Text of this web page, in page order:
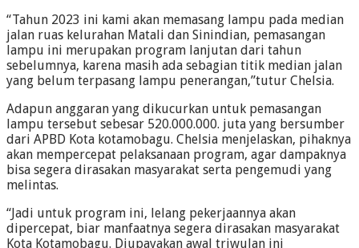
“Tahun 2023 ini kami akan memasang lampu pada median
jalan ruas kelurahan Matali dan Sinindian, pemasangan
lampu ini merupakan program lanjutan dari tahun
sebelumnya, karena masih ada sebagian titik median jalan
yang belum terpasang lampu penerangan,”tutur Chelsia.
Adapun anggaran yang dikucurkan untuk pemasangan
lampu tersebut sebesar 520.000.000. juta yang bersumber
dari APBD Kota kotamobagu. Chelsia menjelaskan, pihaknya
akan mempercepat pelaksanaan program, agar dampaknya
bisa segera dirasakan masyarakat serta pengemudi yang
melintas.
“Jadi untuk program ini, lelang pekerjaannya akan
dipercepat, biar manfaatnya segera dirasakan masyarakat
Kota Kotamobagu. Diupayakan awal triwulan ini